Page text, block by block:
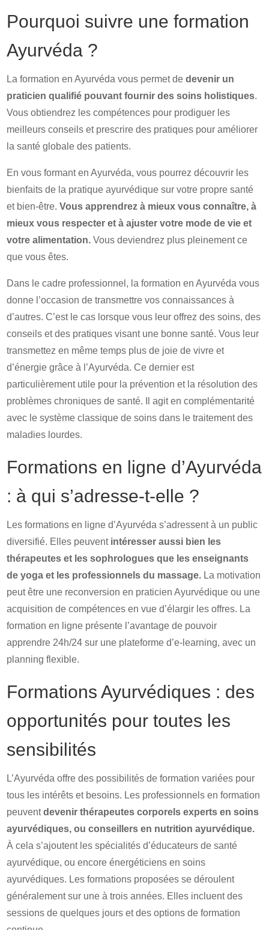
Pourquoi suivre une formation
Ayurvéda ?
La formation en Ayurvéda vous permet dedevenir un
praticien qualifié pouvant fournir des soins holistiques.
Vous obtiendrez les compétences pour prodiguer les
meilleurs conseils et prescrire des pratiques pour améliorer
la santé globale des patients.
En vous formant en Ayurvéda, vous pourrez découvrir les
bienfaits de la pratique ayurvédique sur votre propre santé
et bien-être.Vous apprendrez à mieux vous connaître, à
mieux vous respecter et à ajuster votre mode de vie et
votre alimentation. Vous deviendrez plus pleinement ce
que vous êtes.
Dans le cadre professionnel, la formation en Ayurvéda vous
donne l’occasion de transmettre vos connaissances à
d’autres. C’est le cas lorsque vous leur offrez des soins, des
conseils et des pratiques visant une bonne santé. Vous leur
transmettez en même temps plus de joie de vivre et
d’énergie grâce à l’Ayurvéda. Ce dernier est
particulièrement utile pour la prévention et la résolution des
problèmes chroniques de santé. Il agit en complémentarité
avec le système classique de soins dans le traitement des
maladies lourdes.
Formations en ligne d’Ayurvéda
: à qui s’adresse-t-elle ?
Les formations en ligne d’Ayurvéda s’adressent à un public
diversifié. Elles peuvent intéresser aussi bien les
thérapeutes et les sophrologues que les enseignants
de yoga et les professionnels du massage. La motivation
peut être une reconversion en praticien Ayurvédique ou une
acquisition de compétences en vue d’élargir les offres. La
formation en ligne présente l’avantage de pouvoir
apprendre 24h/24 sur une plateforme d’e-learning, avec un
planning flexible.
Formations Ayurvédiques : des
opportunités pour toutes les
sensibilités
L’Ayurvéda offre des possibilités de formation variées pour
tous les intérêts et besoins. Les professionnels en formation
peuventdevenir thérapeutes corporels experts en soins
ayurvédiques, ou conseillers en nutrition ayurvédique.
À cela s’ajoutent les spécialités d’éducateurs de santé
ayurvédique, ou encore énergéticiens en soins
ayurvédiques. Les formations proposées se déroulent
généralement sur une à trois années. Elles incluent des
sessions de quelques jours et des options de formation